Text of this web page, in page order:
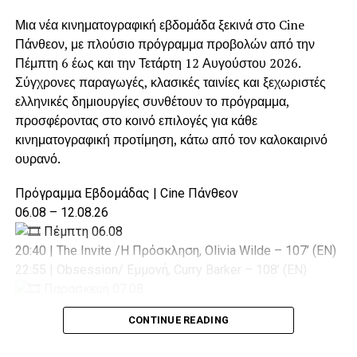
των επισκεπτών της περιοχής.
Η συγκεκριμένη απόφαση αποδεικνύει ότι ο Δήμος Αγίας
Βαρβάρας δεν περιορίζεται μόνο στο να δέχεται
υποστήριξη όταν τη χρειάζεται. Παρά τις δικές του
καθημερινές ανάγκες, διαθέτει την οργάνωση, τον
εξοπλισμό και, κυρίως, τη βούληση να συνδράμει άλλους
Δήμους, όταν οι περιστάσεις το απαιτούν.
Γιατί η αλληλεγγύη στην Τοπική Αυτοδιοίκηση είναι
αμφίδρομη:ο Δήμος Αγίας Βαρβάρας γνωρίζει να
δέχεται βοήθεια, αλλά γνωρίζει και να την
ανταποδίδει έμπρακτα, με τελικό ωφελούμενο
πάντοτε τον πολίτη.
Μια νέα κινηματογραφική εβδομάδα ξεκινά στο Cine
Πάνθεον, με πλούσιο πρόγραμμα προβολών από την
Πέμπτη 6 έως και την Τετάρτη 12 Αυγούστου 2026.
Σύγχρονες παραγωγές, κλασικές ταινίες και ξεχωριστές
ελληνικές δημιουργίες συνθέτουν το πρόγραμμα,
προσφέροντας στο κοινό επιλογές για κάθε
κινηματογραφική προτίμηση, κάτω από τον καλοκαιρινό
ουρανό.
Πρόγραμμα Εβδομάδας | Cine Πάνθεον
06.08 – 12.08.26
Πέμπτη 06.08
20:40 | The Invite /Η Πρόσκληση, Olivia Wilde – 107’ (EN)
22:55 | Obsession/ Εμμονή, Curry Barker – 108’ (EN)
20:40 | The Invite /Η Πρόσκληση, Olivia Wilde – 107’ (EN)
22:55 | Obsession/ Εμμονή, Curry Barker – 108’ (EN)
CONTINUE READING